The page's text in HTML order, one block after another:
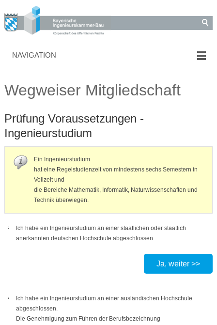
NAVIGATION
Wegweiser Mitgliedschaft
Prüfung Voraussetzungen -
Ingenieurstudium
Ein Ingenieurstudium
hat eine Regelstudienzeit von mindestens sechs Semestern in
Vollzeit und
die Bereiche Mathematik, Informatik, Naturwissenschaften und
Technik überwiegen.
Ich habe ein Ingenieurstudium an einer staatlichen oder staatlich
anerkannten deutschen Hochschule abgeschlossen.
Ja, weiter >>
Ich habe ein Ingenieurstudium an einer ausländischen Hochschule
abgeschlossen.
Die Genehmigung zum Führen der Berufsbezeichnung